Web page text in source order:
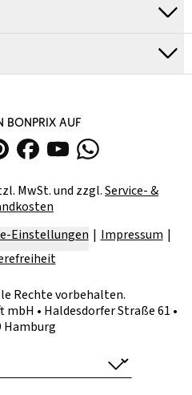
BONPRIX AUF
MwSt. und zzgl.Service- &
Einstellungen
Impressum
Rechte vorbehalten.
mbH • Haldesdorfer Straße 61 •
Hamburg